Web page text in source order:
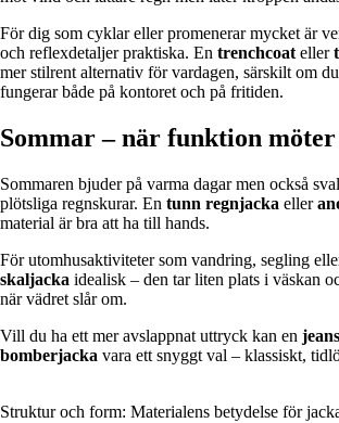
För dig som cyklar eller promenerar mycket är
och reflexdetaljer praktiska. En trenchcoateller
mer stilrent alternativ för vardagen, särskilt om
fungerar både på kontoret och på fritiden.
Sommar – när funktion
Sommaren bjuder på varma dagar men också
plötsliga regnskurar. En tunn regnjacka eller
material är bra att ha till hands.
För utomhusaktiviteter som vandring, segling
skaljacka idealisk – den tar liten plats i väskan
när vädret slår om.
Vill du ha ett mer avslappnat uttryck kan en
bomberjacka vara ett snyggt val – klassiskt,
Struktur och form: Materialens betydelse för